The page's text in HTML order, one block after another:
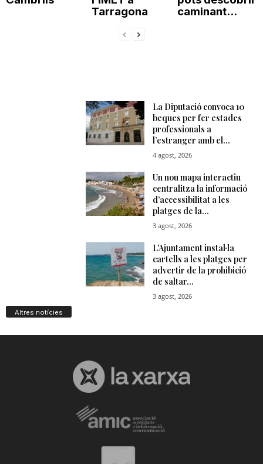
Tarragona
caminant...
Altres notícies